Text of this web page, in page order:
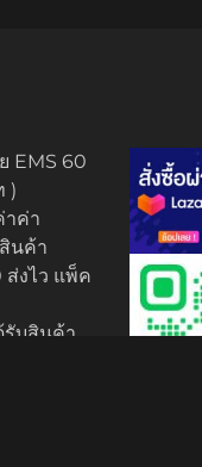
EMS 60
)
าค่า
นค้า
ส่งไว แพ็ค
รับสินค้า